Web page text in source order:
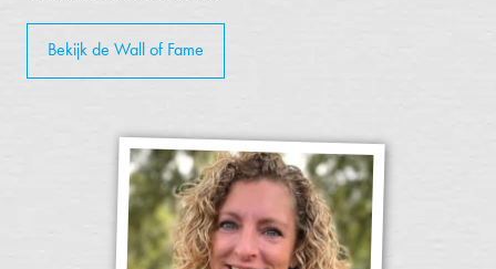
Bekijk de Wall of Fame